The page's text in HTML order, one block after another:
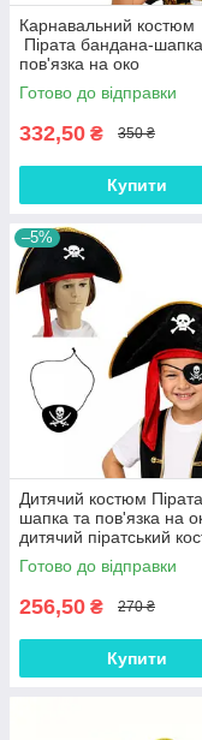
Карнавальний костюм
Пірата бандана-
пов'язка на око
Готово до відправки
332,50 ₴ 350 ₴
Купити
–5%
Дитячий костюм Пірата
шапка та пов'язка на
дитячий піратський
Готово до відправки
256,50 ₴ 270 ₴
Купити